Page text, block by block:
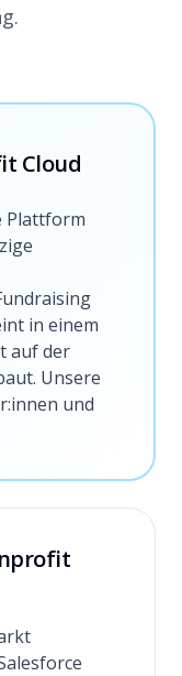
Cloud
Plattform
in einem
auf der
Unsere
und